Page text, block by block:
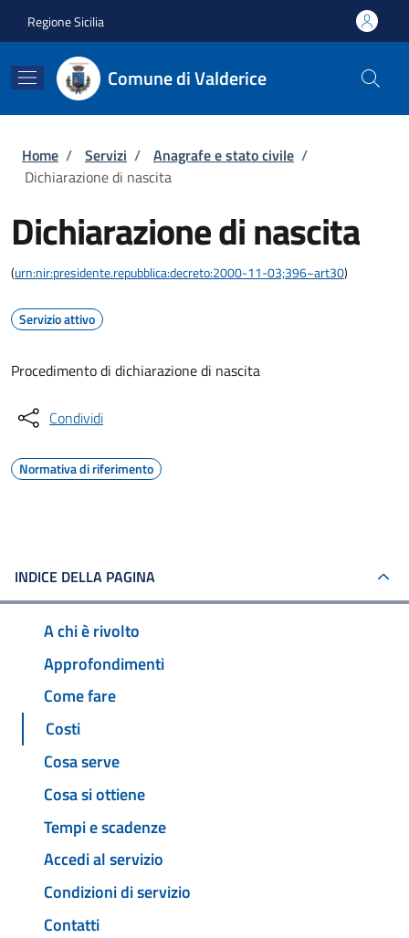
Regione Sicilia
Comune di Valderice
Briciole di pane
Home / Servizi / Anagrafe e stato civile /
Dichiarazione di nascita
Dichiarazione di nascita
(urn:nir:presidente.repubblica:decreto:2000-11-03;396~art30)
Servizio attivo
Procedimento di dichiarazione di nascita
Condividi
Normativa di riferimento
INDICE DELLA PAGINA
A chi è rivolto
Approfondimenti
Come fare
Costi
Cosa serve
Cosa si ottiene
Tempi e scadenze
Accedi al servizio
Condizioni di servizio
Contatti